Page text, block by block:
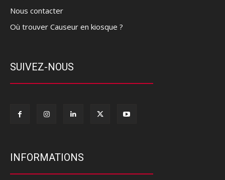
Nous contacter
Où trouver Causeur en kiosque ?
SUIVEZ-NOUS
INFORMATIONS